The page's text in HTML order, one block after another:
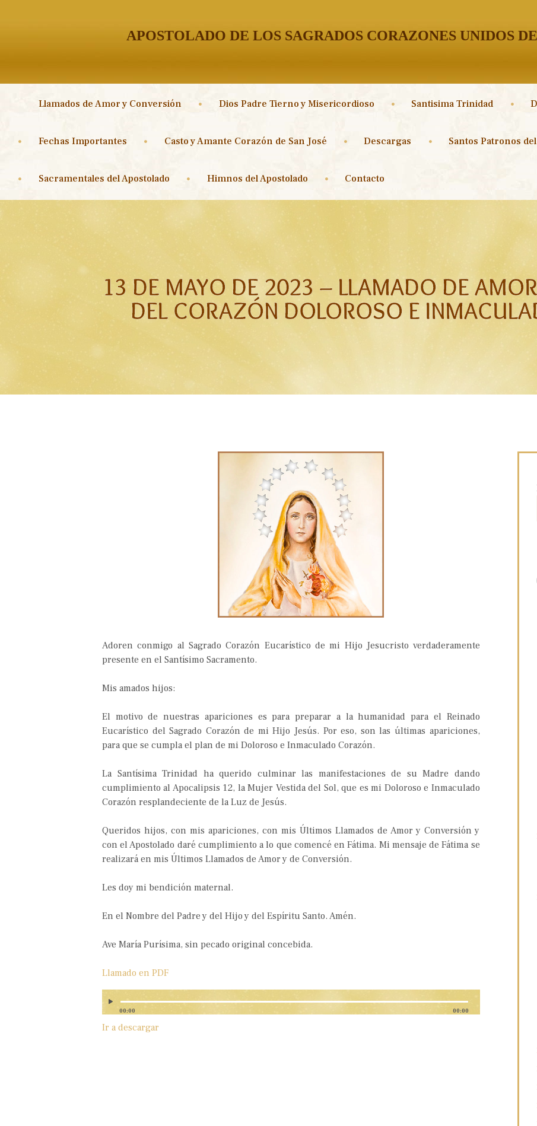
APOSTOLADO DE LOS SAGRADOS CORAZONES UNIDOS
Llamados de Amor y Conversión Dios Padre Tierno y Misericordioso Santisima Trinidad
Fechas Importantes Casto y Amante Corazón de San José Descargas Santos Patronos
Sacramentales del Apostolado Himnos del Apostolado Contacto
13 DE MAYO DE 2023 – LLAMADO DE
DEL CORAZÓN DOLOROSO E
Adoren conmigo al Sagrado Corazón Eucarístico de mi Hijo Jesucristo verdaderamente
presente en el Santísimo Sacramento.
Mis amados hijos:
El motivo de nuestras apariciones es para preparar a la humanidad para el Reinado
Eucarístico del Sagrado Corazón de mi Hijo Jesús. Por eso, son las últimas apariciones,
para que se cumpla el plan de mi Doloroso e Inmaculado Corazón.
La Santísima Trinidad ha querido culminar las manifestaciones de su Madre dando
cumplimiento al Apocalipsis 12, la Mujer Vestida del Sol, que es mi Doloroso e Inmaculado
Corazón resplandeciente de la Luz de Jesús.
Queridos hijos, con mis apariciones, con mis Últimos Llamados de Amor y Conversión y
con el Apostolado daré cumplimiento a lo que comencé en Fátima. Mi mensaje de Fátima se
realizará en mis Últimos Llamados de Amor y de Conversión.
Les doy mi bendición maternal.
En el Nombre del Padre y del Hijo y del Espíritu Santo. Amén.
Ave María Purísima, sin pecado original concebida.
Llamado en PDF
00:00 00:00
Ir a descargar